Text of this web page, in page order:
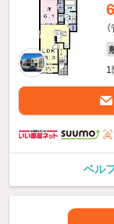
1
ベル